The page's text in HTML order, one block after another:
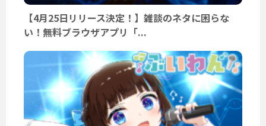
【4月25日リリース決定！】雑談のネタに困らな
い！無料ブラウザアプリ「...